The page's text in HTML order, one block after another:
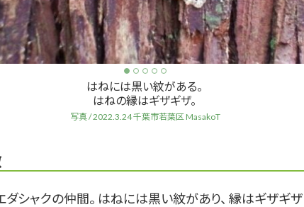
はねには黒い紋がある。
はねの縁はギザギザ。
写真 / 2022.3.24 千葉市若葉区 MasakoT
シャクの仲間。 はねには黒い紋があり、 縁はギザギ